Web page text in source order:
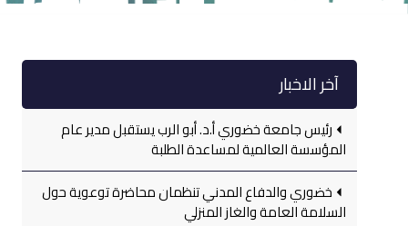
آخر الاخبار
رئيس جامعة خضوري أ.د. أبو الرب يستقبل مدير عام
المؤسسة العالمية لمساعدة الطلبة
خضوري والدفاع المدني تنظمان محاضرة توعوية حول
السلامة العامة والغاز المنزلي